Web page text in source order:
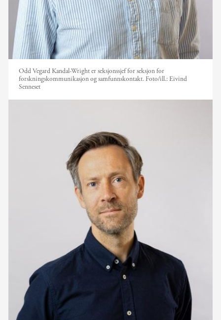
Odd Vegard Kandal-Wright er seksjonssjef for seksjon for
forskningskommunikasjon og samfunnskontakt. Foto/ill.:Eivind
Senneset